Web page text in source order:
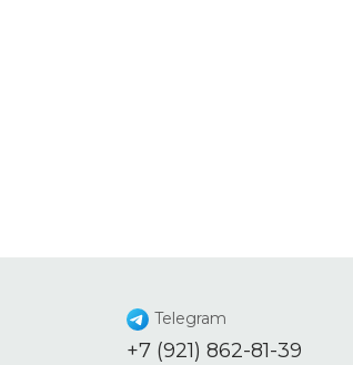
Telegram
+7 (921) 862-81-39